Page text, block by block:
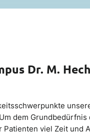
Dr. M.
dem
viel Zeit und